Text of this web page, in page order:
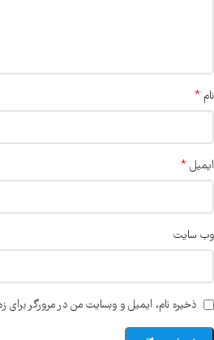
نام *
ایمیل *
وب‌ سایت
ذخیره نام، ایمیل و وبسایت من در مرورگر برای